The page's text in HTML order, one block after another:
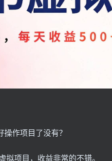
作项目了没有？
项目，收益非常的不错。